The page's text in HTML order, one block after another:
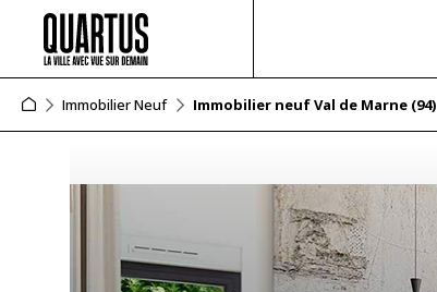
Immobilier Neuf Immobilier neuf Val de Marne (94)